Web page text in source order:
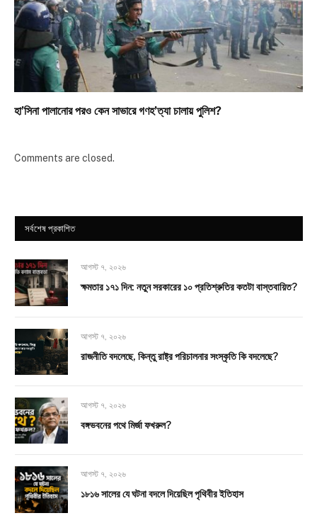
হা’সিনা পালানোর পরও কেন সাভারে গণহ’ত্যা চালায় পুলিশ?
Comments are closed.
সর্বশেষ প্রকাশিত
আগস্ট ৭, ২০২৬
ক্ষমতার ১৭১ দিন: নতুন সরকারের ১০ প্রতিশ্রুতির কতটা বাস্তবায়িত?
আগস্ট ৭, ২০২৬
রাজনীতি বদলেছে, কিন্তু রাষ্ট্র পরিচালনার সংস্কৃতি কি বদলেছে?
আগস্ট ৭, ২০২৬
বঙ্গভবনের পথে মির্জা ফখরুল?
আগস্ট ৭, ২০২৬
১৮১৬ সালের যে ঘটনা বদলে দিয়েছিল পৃথিবীর ইতিহাস